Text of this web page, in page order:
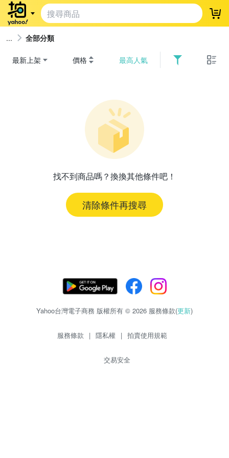
登
全部分類
最新上架 價格 最高人氣
找不到商品嗎？換換其他條件吧！
清除條件再搜尋
Yahoo台灣電子商務 版權所有 © 2026 服務條款(更新)
服務條款 | 隱私權 | 拍賣使用規範
交易安全